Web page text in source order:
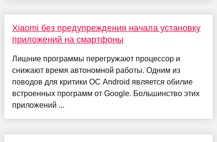
Xiaomi без предупреждения начала установку
приложений на смартфоны
Лишние программы перегружают процессор и
снижают время автономной работы. Одним из
поводов для критики ОС Android является обилие
встроенных программ от Google. Большинство этих
приложений ...